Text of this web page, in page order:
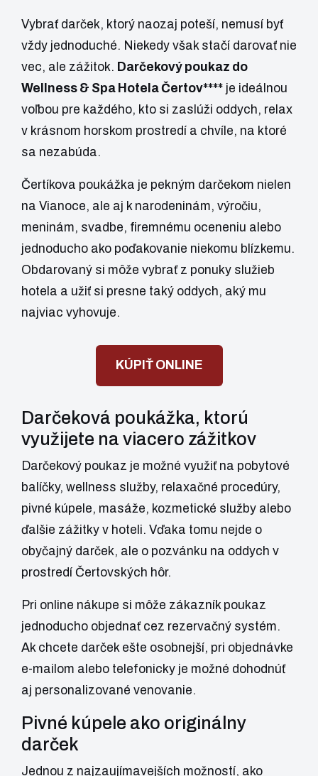
Vybrať darček, ktorý naozaj poteší, nemusí byť
vždy jednoduché. Niekedy však stačí darovať nie
vec, ale zážitok. Darčekový poukaz do
Wellness & Spa Hotela Čertov**** je ideálnou
voľbou pre každého, kto si zaslúži oddych, relax
v krásnom horskom prostredí a chvíle, na ktoré
sa nezabúda.
Čertíkova poukážka je pekným darčekom nielen
na Vianoce, ale aj k narodeninám, výročiu,
meninám, svadbe, firemnému oceneniu alebo
jednoducho ako poďakovanie niekomu blízkemu.
Obdarovaný si môže vybrať z ponuky služieb
hotela a užiť si presne taký oddych, aký mu
najviac vyhovuje.
KÚPIŤ ONLINE
Darčeková poukážka, ktorú
využijete na viacero zážitkov
Darčekový poukaz je možné využiť na pobytové
balíčky, wellness služby, relaxačné procedúry,
pivné kúpele, masáže, kozmetické služby alebo
ďalšie zážitky v hoteli. Vďaka tomu nejde o
obyčajný darček, ale o pozvánku na oddych v
prostredí Čertovských hôr.
Pri online nákupe si môže zákazník poukaz
jednoducho objednať cez rezervačný systém.
Ak chcete darček ešte osobnejší, pri objednávke
e-mailom alebo telefonicky je možné dohodnúť
aj personalizované venovanie.
Pivné kúpele ako originálny
darček
Jednou z najzaujímavejších možností, ako